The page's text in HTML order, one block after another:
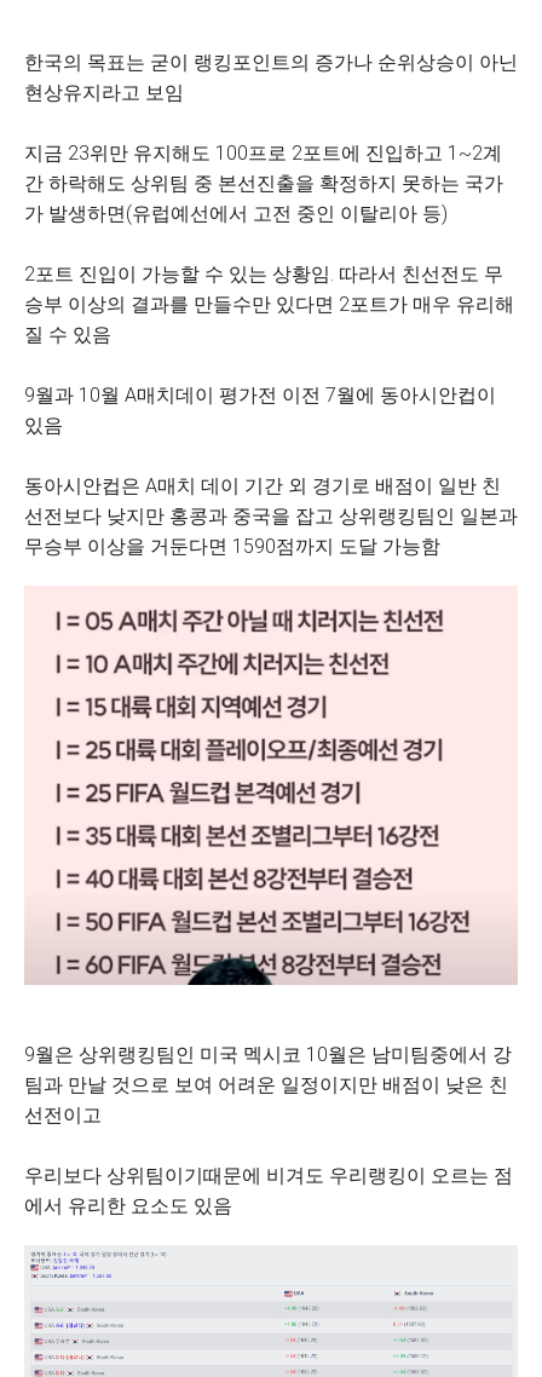
한국의 목표는 굳이 랭킹포인트의 증가나 순위상승이 아닌
현상유지라고 보임
지금 23위만 유지해도 100프로 2포트에 진입하고 1~2계
간 하락해도 상위팀 중 본선진출을 확정하지 못하는 국가
가 발생하면(유럽예선에서 고전 중인 이탈리아 등)
2포트 진입이 가능할 수 있는 상황임. 따라서 친선전도 무
승부 이상의 결과를 만들수만 있다면 2포트가 매우 유리해
질 수 있음
9월과 10월 A매치데이 평가전 이전 7월에 동아시안컵이
있음
동아시안컵은 A매치 데이 기간 외 경기로 배점이 일반 친
선전보다 낮지만 홍콩과 중국을 잡고 상위랭킹팀인 일본과
무승부 이상을 거둔다면 1590점까지 도달 가능함
9월은 상위랭킹팀인 미국 멕시코 10월은 남미팀중에서 강
팀과 만날 것으로 보여 어려운 일정이지만 배점이 낮은 친
선전이고
우리보다 상위팀이기때문에 비겨도 우리랭킹이 오르는 점
에서 유리한 요소도 있음